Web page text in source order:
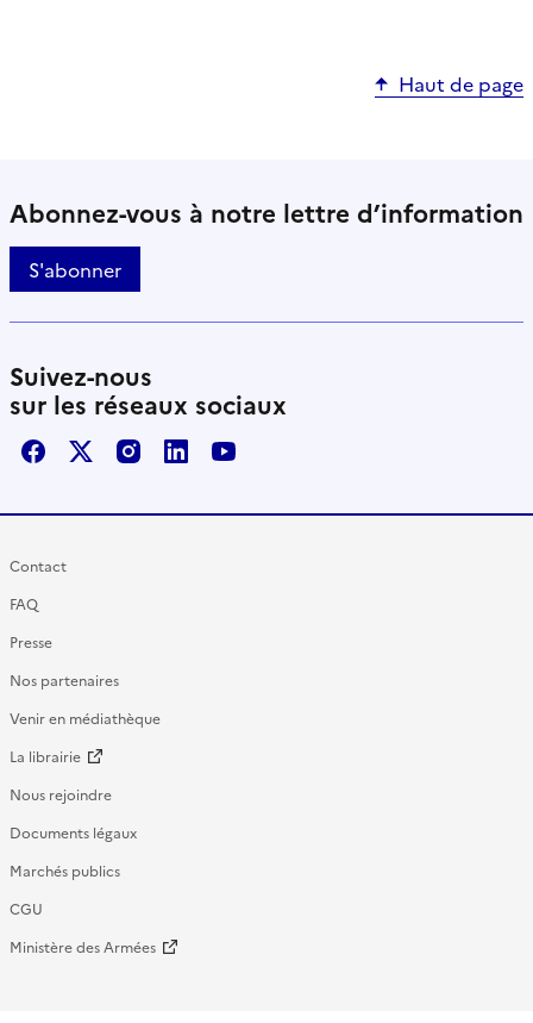
Haut de page
Abonnez-vous à notre lettre d’information
S'abonner
Suivez-nous
sur les réseaux sociaux
FacebookX / TwitterInstagram
LinkedInYoutube
Contact
FAQ
Presse
Nos partenaires
Venir en médiathèque
La librairie
Nous rejoindre
Documents légaux
Marchés publics
CGU
Ministère des Armées